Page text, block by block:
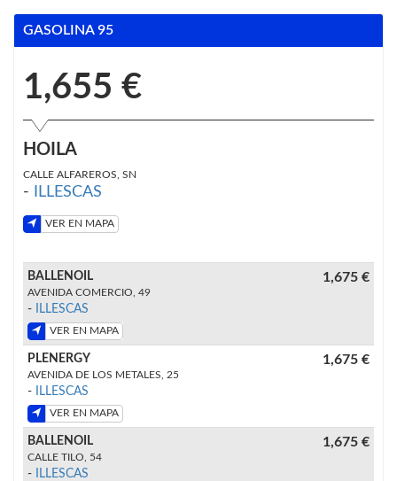
GASOLINA 95
1,655 €
HOILA
CALLE ALFAREROS, SN
- ILLESCAS
VER EN MAPA
BALLENOIL
AVENIDA COMERCIO, 49
- ILLESCAS
VER EN MAPA
1,675 €
PLENERGY
AVENIDA DE LOS METALES, 25
- ILLESCAS
VER EN MAPA
1,675 €
BALLENOIL
CALLE TILO, 54
- ILLESCAS
1,675 €